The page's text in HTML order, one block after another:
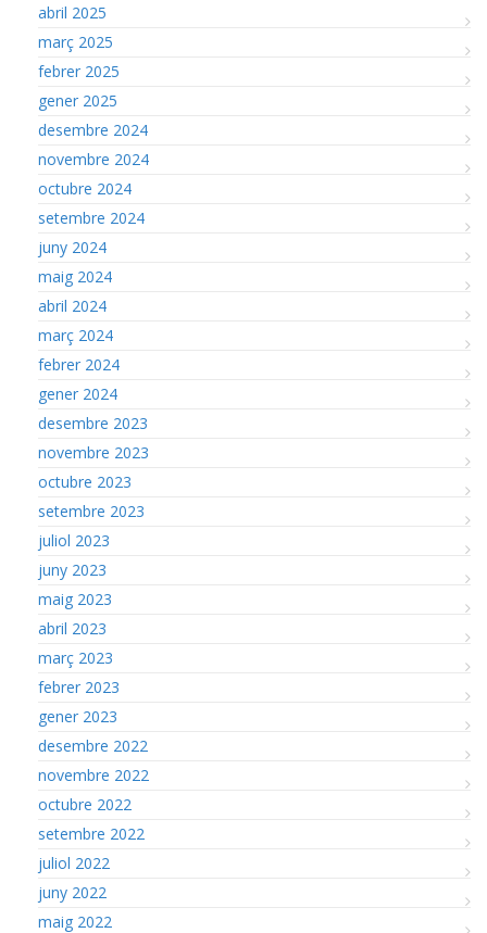
abril 2025
març 2025
febrer 2025
gener 2025
desembre 2024
novembre 2024
octubre 2024
setembre 2024
juny 2024
maig 2024
abril 2024
març 2024
febrer 2024
gener 2024
desembre 2023
novembre 2023
octubre 2023
setembre 2023
juliol 2023
juny 2023
maig 2023
abril 2023
març 2023
febrer 2023
gener 2023
desembre 2022
novembre 2022
octubre 2022
setembre 2022
juliol 2022
juny 2022
maig 2022